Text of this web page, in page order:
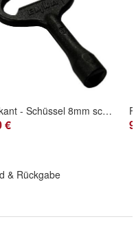
Dreikant - Schüssel 8mm schwarz für CSWP Klappen
€
& Rückgabe